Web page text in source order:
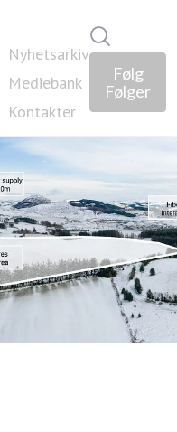
Nyhetsarkiv
Mediebank
Kontakter
Følg
Følger